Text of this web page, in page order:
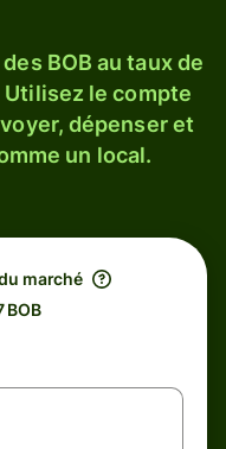
BOB au taux de
Utilisez le compte
dépenser et
un local.
marché
BOB